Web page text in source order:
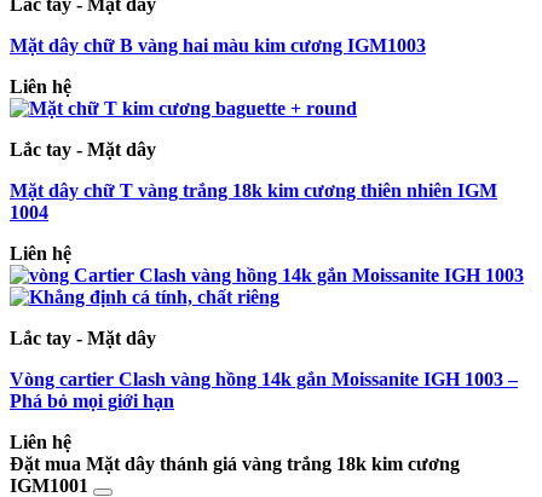
Lắc tay - Mặt dây
Mặt dây chữ B vàng hai màu kim cương IGM1003
Liên hệ
Lắc tay - Mặt dây
Mặt dây chữ T vàng trắng 18k kim cương thiên nhiên IGM
1004
Liên hệ
Lắc tay - Mặt dây
Vòng cartier Clash vàng hồng 14k gắn Moissanite IGH 1003 –
Phá bỏ mọi giới hạn
Liên hệ
Đặt mua Mặt dây thánh giá vàng trắng 18k kim cương
IGM1001